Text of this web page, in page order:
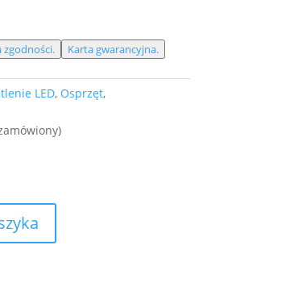
zgodności.
Karta gwarancyjna.
LED, Osprzęt,